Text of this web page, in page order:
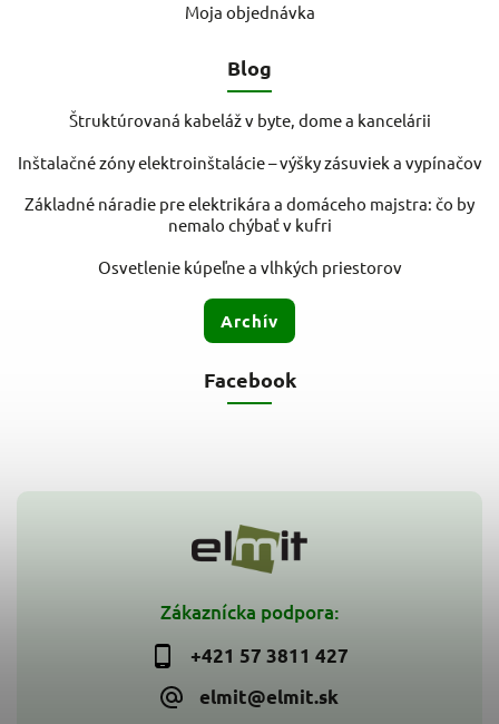
Zákaznícka podpora:
+421 57 3811 427
elmit@elmit.sk
Moja objednávka
Blog
Štruktúrovaná kabeláž v byte, dome a kancelárii
Inštalačné zóny elektroinštalácie – výšky zásuviek a vypínačov
Základné náradie pre elektrikára a domáceho majstra: čo by
nemalo chýbať v kufri
Osvetlenie kúpeľne a vlhkých priestorov
Archív
Facebook